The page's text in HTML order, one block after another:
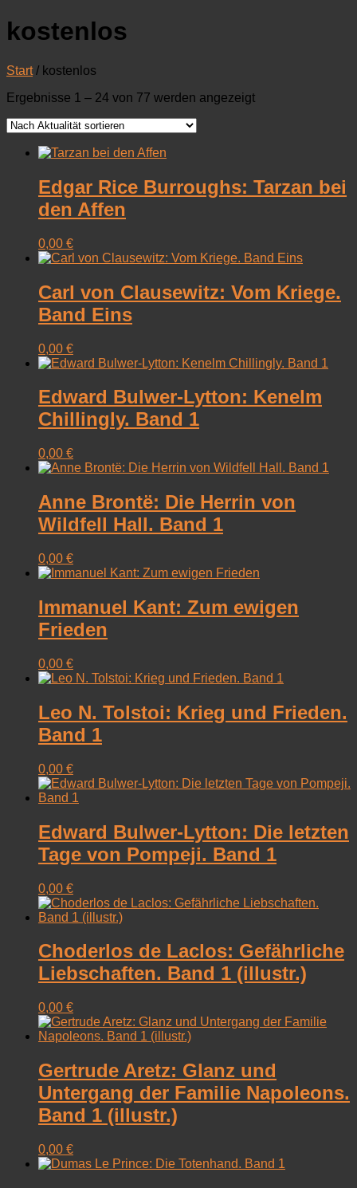
kostenlos
Start/ kostenlos
Ergebnisse 1 – 24 von 77 werden angezeigtNach
Edgar Rice Burroughs: Tarzan bei
den Affen
0,00 €
Carl von Clausewitz: Vom Kriege.
Band Eins
0,00 €
Edward Bulwer-Lytton: Kenelm
Chillingly. Band 1
0,00 €
Anne Brontë: Die Herrin von
Wildfell Hall. Band 1
0,00 €
Immanuel Kant: Zum ewigen
Frieden
0,00 €
Leo N. Tolstoi: Krieg und Frieden.
Band 1
0,00 €
Edward Bulwer-Lytton: Die letzten
Tage von Pompeji. Band 1
0,00 €
Choderlos de Laclos: Gefährliche
Liebschaften. Band 1 (illustr.)
0,00 €
Gertrude Aretz: Glanz und
Untergang der Familie Napoleons.
Band 1 (illustr.)
0,00 €